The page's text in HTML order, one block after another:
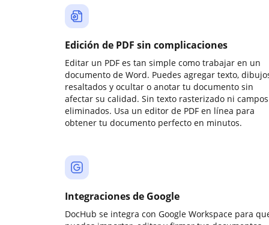
Edición de PDF sin complicaciones
Editar un PDF es tan simple como trabajar en un
documento de Word. Puedes agregar texto,
resaltados y ocultar o anotar tu documento sin
afectar su calidad. Sin texto rasterizado ni campos
eliminados. Usa un editor de PDF en línea para
obtener tu documento perfecto en minutos.
Integraciones de Google
DocHub se integra con Google Workspace para